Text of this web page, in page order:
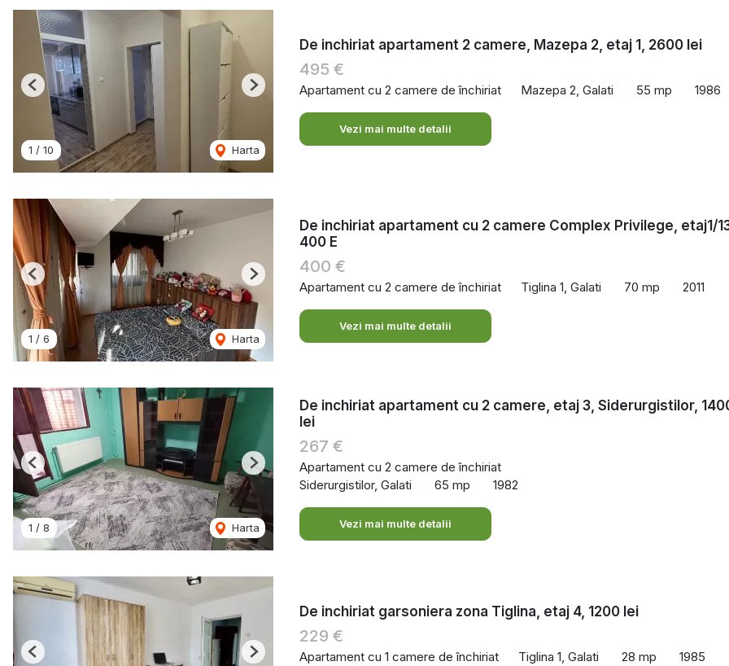
1 / 10 Harta
Previous Next
De inchiriat apartament 2 camere, Mazepa 2, etaj 1, 2600 lei
495 €
Apartament cu 2 camere de închiriat Mazepa 2, Galati 55 mp 1986
Vezi mai multe detalii
1 / 6 Harta
Previous Next
De inchiriat apartament cu 2 camere Complex Privilege, etaj1/
400 E
400 €
Apartament cu 2 camere de închiriat Tiglina 1, Galati 70 mp 2011
Vezi mai multe detalii
1 / 8 Harta
Previous Next
De inchiriat apartament cu 2 camere, etaj 3, Siderurgistilor,
lei
267 €
Apartament cu 2 camere de închiriat
Siderurgistilor, Galati
65 mp 1982
Vezi mai multe detalii
Previous Next
De inchiriat garsoniera zona Tiglina, etaj 4, 1200 lei
229 €
Apartament cu 1 camere de închiriat Tiglina 1, Galati 28 mp 1985